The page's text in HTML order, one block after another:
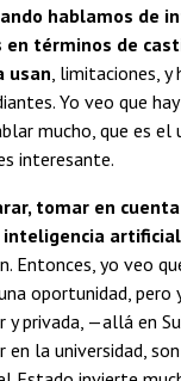
hablamos de
en términos de
usan , limitaciones,
Yo veo que
mucho, que es el
interesante.
tomar en
Entonces, yo veo
oportunidad, pero
privada, —allá en
la universidad,